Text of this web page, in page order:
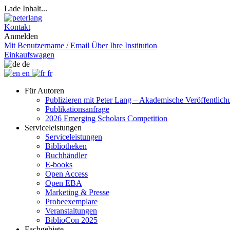
Lade Inhalt...
Kontakt
Anmelden
Mit Benutzername / Email Über Ihre Institution
Einkaufswagen
de
en
fr
Für Autoren
Publizieren mit Peter Lang – Akademische
Publikationsanfrage
2026 Emerging Scholars Competition
Serviceleistungen
Serviceleistungen
Bibliotheken
Buchhändler
E-books
Open Access
Open EBA
Marketing & Presse
Probeexemplare
Veranstaltungen
BiblioCon 2025